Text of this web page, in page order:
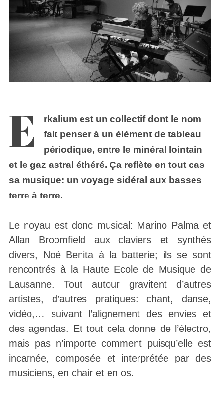
E
rkalium est un collectif dont le nom
fait penser à un élément de tableau
périodique, entre le minéral lointain
et le gaz astral éthéré. Ça reflète en tout cas
sa musique: un voyage sidéral aux basses
terre à terre.
Le noyau est donc musical: Marino Palma et
Allan Broomfield aux claviers et synthés
divers, Noé Benita à la batterie; ils se sont
rencontrés à la Haute Ecole de Musique de
Lausanne. Tout autour gravitent d’autres
artistes, d’autres pratiques: chant, danse,
vidéo,… suivant l’alignement des envies et
des agendas. Et tout cela donne de l’électro,
mais pas n’importe comment puisqu’elle est
incarnée, composée et interprétée par des
musiciens, en chair et en os.